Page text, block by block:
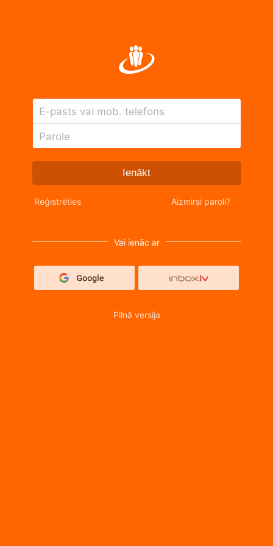
E-pasts vai mob. telefons
Parole
Ienākt
Reģistrēties Aizmirsi paroli?
Vai ienāc ar
Pilnā versija